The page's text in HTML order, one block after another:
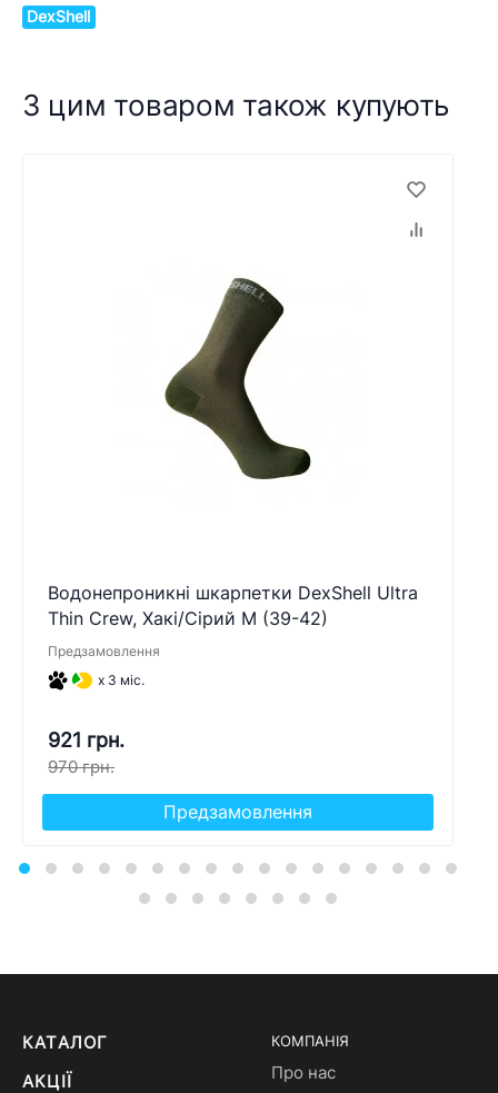
DexShell
З цим товаром також купують
Водонепроникні шкарпетки DexShell Ultra
Thin Crew, Хакі/Сірий M (39-42)
Предзамовлення
x 3 міс.
921 грн.
970 грн.
Предзамовлення
КАТАЛОГ
АКЦІЇ
КОМПАНІЯ
Про нас